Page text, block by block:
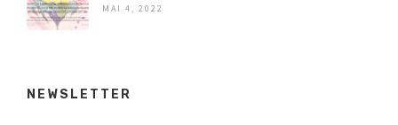
MAI 4, 2022
NEWSLETTER